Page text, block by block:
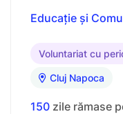
Educație și
Voluntariat cu
Cluj Napoca
150 zile rămase